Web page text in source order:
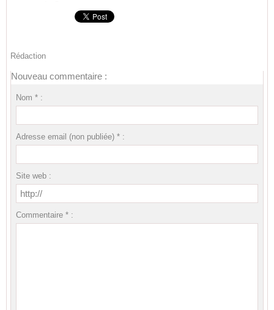
Rédaction
Nouveau commentaire :
Nom * :
Adresse email (non publiée) * :
Site web :
Commentaire * :